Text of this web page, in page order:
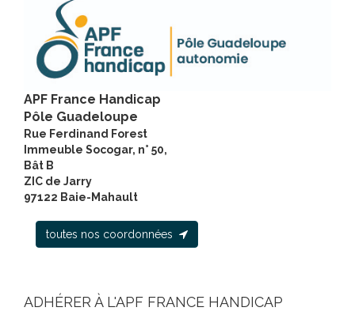
APF France Handicap
Pôle Guadeloupe
Rue Ferdinand Forest
Immeuble Socogar, n° 50,
Bât B
ZIC de Jarry
97122 Baie-Mahault
toutes nos coordonnées
ADHÉRER À L'APF FRANCE HANDICAP